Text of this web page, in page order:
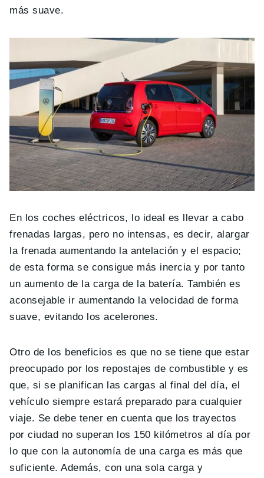
más suave.
En los coches eléctricos, lo ideal es llevar a cabo
frenadas largas, pero no intensas, es decir, alargar
la frenada aumentando la antelación y el espacio;
de esta forma se consigue más inercia y por tanto
un aumento de la carga de la batería. También es
aconsejable ir aumentando la velocidad de forma
suave, evitando los acelerones.
Otro de los beneficios es que no se tiene que estar
preocupado por los repostajes de combustible y es
que, si se planifican las cargas al final del día, el
vehículo siempre estará preparado para cualquier
viaje. Se debe tener en cuenta que los trayectos
por ciudad no superan los 150 kilómetros al día por
lo que con la autonomía de una carga es más que
suficiente. Además, con una sola carga y